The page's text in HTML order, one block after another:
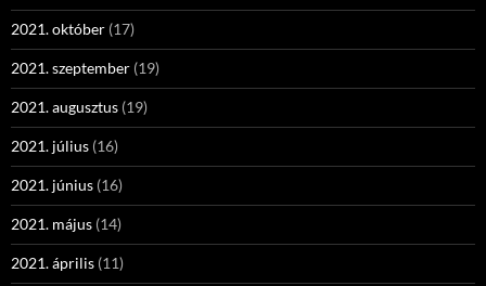
2021. október (17)
2021. szeptember (19)
2021. augusztus (19)
2021. július (16)
2021. június (16)
2021. május (14)
2021. április (11)